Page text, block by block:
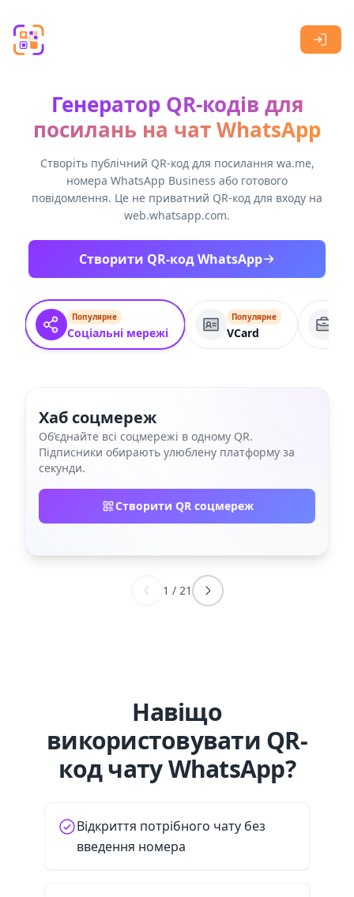
Генератор QR-кодів для
посилань на чат WhatsApp
Створіть публічний QR-код для посилання wa.me,
номера WhatsApp Business або готового
повідомлення. Це не приватний QR-код для входу на
web.whatsapp.com.
Створити QR-код WhatsApp
Популярне
Соціальні мережі
Популярне
VCard
Хаб соцмереж
Об’єднайте всі соцмережі в одному QR.
Підписники обирають улюблену платформу за
секунди.
Створити QR соцмереж
1 / 21
Навіщо
використовувати QR-
код чату WhatsApp?
Відкриття потрібного чату без
введення номера